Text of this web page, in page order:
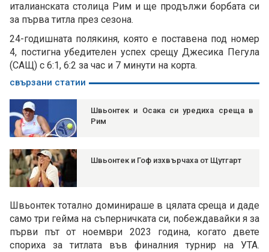
италианската столица Рим и ще продължи борбата си
за първа титла през сезона.
24-годишната полякиня, която е поставена под номер
4, постигна убедителен успех срещу Джесика Пегула
(САЩ) с 6:1, 6:2 за час и 7 минути на корта.
свързани статии
Швьонтек и Осака си уредиха среща в
Рим
Швьонтек и Гоф изхвърчаха от Щутгарт
Швьонтек тотално доминираше в цялата среща и даде
само три гейма на съперничката си, побеждавайки я за
първи път от ноември 2023 година, когато двете
спориха за титлата във финалния турнир на УТА.